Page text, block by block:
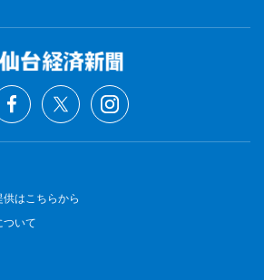
はこちらから
ついて